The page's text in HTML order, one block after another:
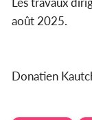
août 2025.
Donatien